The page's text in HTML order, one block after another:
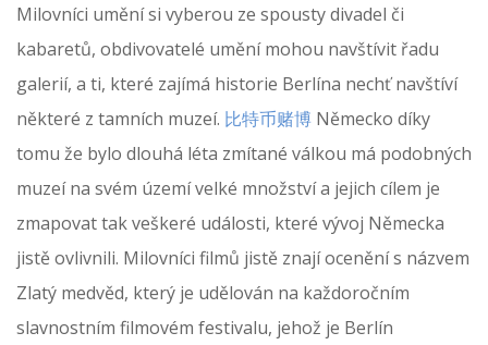
Milovníci umění si vyberou ze spousty divadel či
kabaretů, obdivovatelé umění mohou navštívit řadu
galerií, a ti, které zajímá historie Berlína nechť navštíví
některé z tamních muzeí. 比特币赌博 Německo díky
tomu že bylo dlouhá léta zmítané válkou má podobných
muzeí na svém území velké množství a jejich cílem je
zmapovat tak veškeré události, které vývoj Německa
jistě ovlivnili. Milovníci filmů jistě znají ocenění s názvem
Zlatý medvěd, který je udělován na každoročním
slavnostním filmovém festivalu, jehož je Berlín